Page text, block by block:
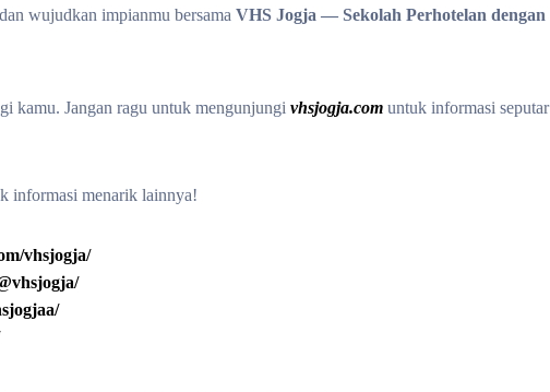
dan wujudkan impianmu bersama VHS Jogja — Sekolah Perhotelan dengan
kamu. Jangan ragu untuk mengunjungi vhsjogja.com untuk informasi seputar
informasi menarik lainnya!
vhsjogja/